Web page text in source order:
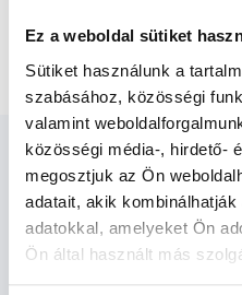
Ez a weboldal sütiket
Sütiket használunk a
szabásához, közösségi
valamint
közösségi média-, hirdető-
megosztjuk az Ön
adatait, akik
adatokkal, amelyeket Ön
Ön által használt más
Pszichológus
kerület -